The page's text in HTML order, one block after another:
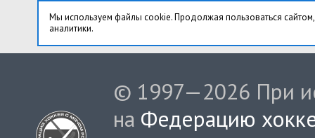
Мы используем файлы cookie. Продолжая пользоваться
аналитики.
© 1997—2026 При
на Федерацию